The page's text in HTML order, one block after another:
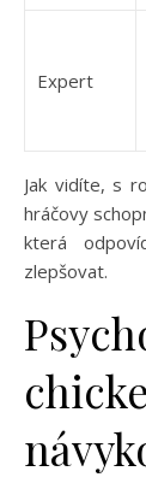
Expert
Jak vidíte, s
hráčovy
která
zlepšovat.